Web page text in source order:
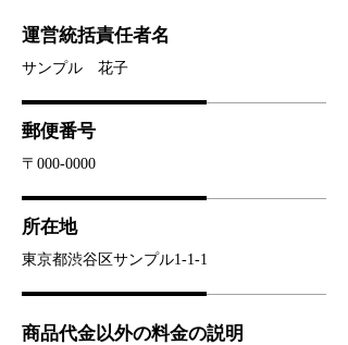
運営統括責任者名
サンプル 花子
郵便番号
〒000-0000
所在地
東京都渋谷区サンプル1-1-1
商品代金以外の料金の説明